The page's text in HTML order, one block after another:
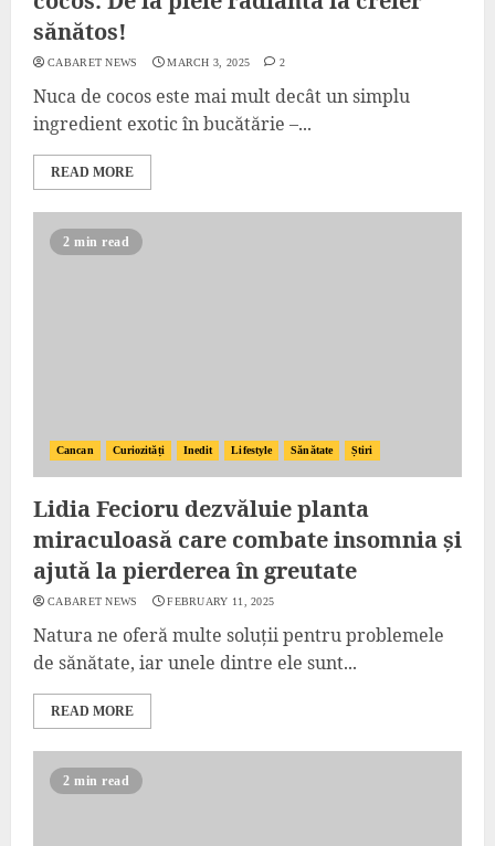
sănătos!
CABARET NEWS MARCH 3, 2025 2
Nuca de cocos este mai mult decât un simplu
ingredient exotic în bucătărie –...
READ MORE
2 min read
Cancan Curiozități Inedit Lifestyle Sănătate Știri
Lidia Fecioru dezvăluie planta
miraculoasă care combate insomnia și
ajută la pierderea în greutate
CABARET NEWS FEBRUARY 11, 2025
Natura ne oferă multe soluții pentru problemele
de sănătate, iar unele dintre ele sunt...
READ MORE
2 min read